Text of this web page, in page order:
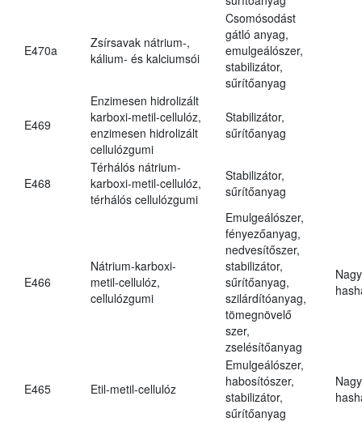
E470a
Zsírsavak nátrium-,
kálium- és kalciumsói
Csomósodást
gátló anyag,
emulgeálószer,
stabilizátor,
sűrítőanyag
E469
Enzimesen hidrolizált
karboxi-metil-cellulóz,
enzimesen hidrolizált
cellulózgumi
Stabilizátor,
sűrítőanyag
E468
Térhálós nátrium-
karboxi-metil-cellulóz,
térhálós cellulózgumi
Stabilizátor,
sűrítőanyag
E466
Nátrium-karboxi-
metil-cellulóz,
cellulózgumi
Emulgeálószer,
fényezőanyag,
nedvesítőszer,
stabilizátor,
sűrítőanyag,
szilárdítóanyag,
tömegnövelő
szer,
zselésítőanyag
E465 Etil-metil-cellulóz
Emulgeálószer,
habosítószer,
stabilizátor,
sűrítőanyag